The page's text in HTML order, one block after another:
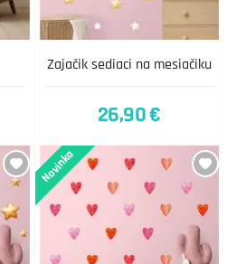
Zajačik sediaci na mesiačiku
26,90 €
Novinka